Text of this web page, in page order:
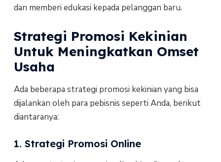
dan memberi edukasi kepada pelanggan baru.
Strategi Promosi Kekinian
Untuk Meningkatkan Omset
Usaha
Ada beberapa strategi promosi kekinian yang bisa
dijalankan oleh para pebisnis seperti Anda, berikut
diantaranya:
1. Strategi Promosi Online